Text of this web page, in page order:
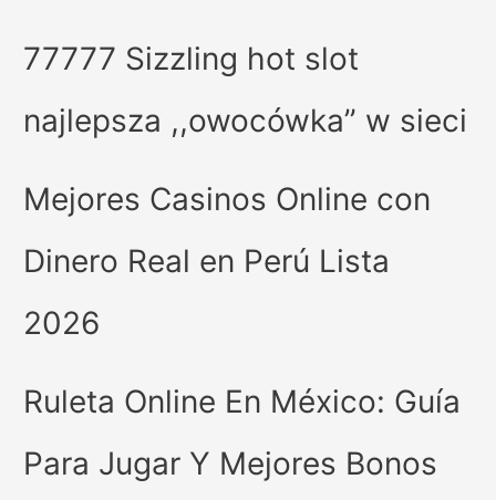
77777 Sizzling hot slot
najlepsza ,,owocówka” w sieci
Mejores Casinos Online con
Dinero Real en Perú Lista
2026
Ruleta Online En México: Guía
Para Jugar Y Mejores Bonos